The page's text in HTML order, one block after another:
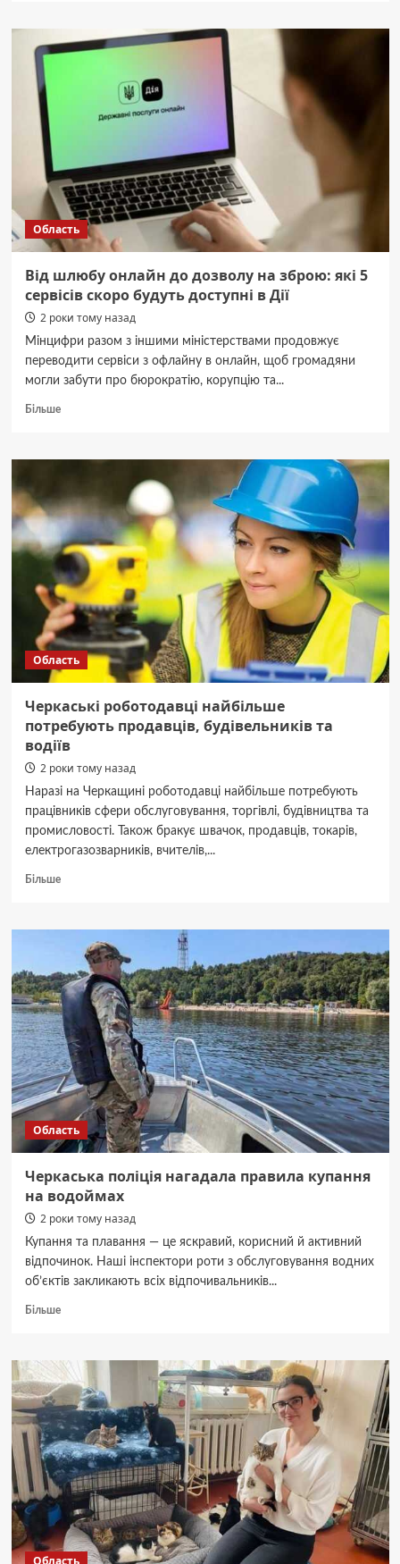
доступно:
соціальний
Область
Від шлюбу онлайн до дозволу на зброю: які 5
сервісів скоро будуть доступні в Дії
2 роки тому назад
Мінцифри разом з іншими міністерствами продовжує
переводити сервіси з офлайну в онлайн, щоб громадяни
могли забути про бюрократію, корупцію та...
БільшеДокладніше
шлюбу
дозволу
зброю:
які
5
сервісів
скоро
будуть
доступні
в
Область
Черкаські роботодавці найбільше
потребують продавців, будівельників та
водіїв
2 роки тому назад
Наразі на Черкащині роботодавці найбільше потребують
працівників сфери обслуговування, торгівлі, будівництва та
промисловості. Також бракує швачок, продавців, токарів,
електрогазозварників, вчителів,...
БільшеДокладніше
роботодавці
найбільше
потребують
продавців,
будівельників
та
водіїв
Область
Черкаська поліція нагадала правила купання
на водоймах
2 роки тому назад
Купання та плавання — це яскравий, корисний й активний
відпочинок. Наші інспектори роти з обслуговування водних
об’єктів закликають всіх відпочивальників...
БільшеДокладніше
поліція
нагадала
правила
купання
на
водоймах
Область